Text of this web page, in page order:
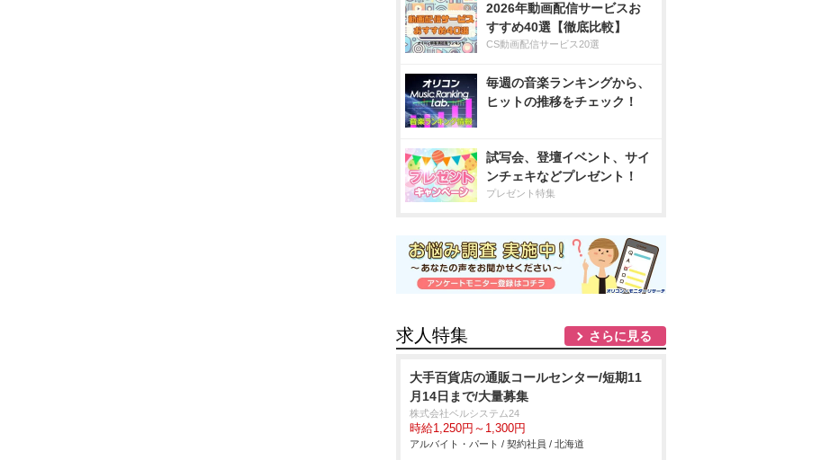
2026年動画配信サービスお
すすめ40選【徹底比較】
CS動画配信サービス20選
毎週の音楽ランキングから、
ヒットの推移をチェック！
試写会、登壇イベント、サイ
ンチェキなどプレゼント！
プレゼント特集
求人特集 さらに見る
大手百貨店の通販コールセンター/短期11
月14日まで/大量募集
株式会社ベルシステム24
時給1,250円～1,300円
アルバイト・パート / 契約社員 / 北海道